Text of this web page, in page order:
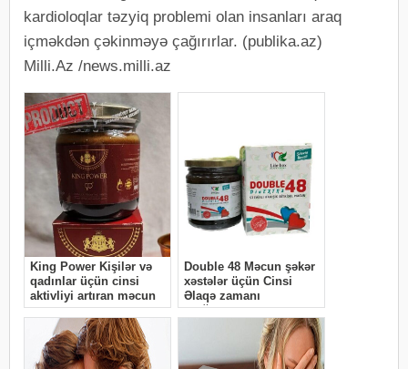
kardioloqlar təzyiq problemi olan insanları araq
içməkdən çəkinməyə çağırırlar. (publika.az)
Milli.Az /news.milli.az